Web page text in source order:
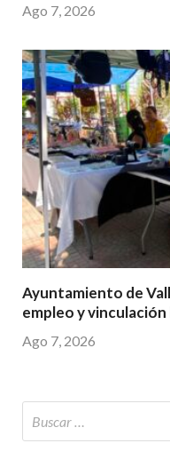
Ago 7, 2026
Ayuntamiento de
empleo y
Ago 7, 2026